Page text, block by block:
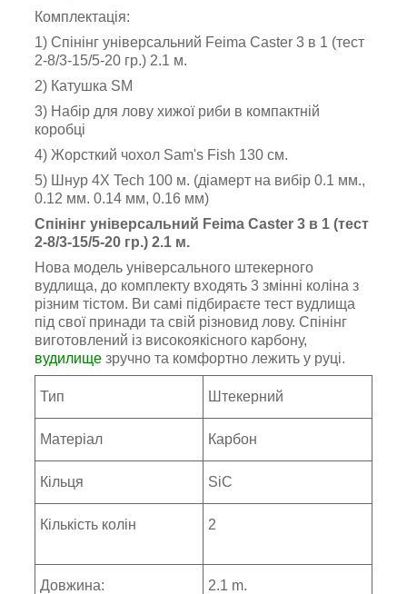
Комплектація:
1) Спінінг універсальний Feima Caster 3 в 1 (тест
2-8/3-15/5-20 гр.) 2.1 м.
2) Катушка SM
3) Набір для лову хижої риби в компактній
коробці
4) Жорсткий чохол Sam's Fish 130 см.
5) Шнур 4X Tech 100 м. (діамерт на вибір 0.1 мм.,
0.12 мм. 0.14 мм, 0.16 мм)
Спінінг універсальний Feima Caster 3 в 1 (тест
2-8/3-15/5-20 гр.) 2.1 м.
Нова модель універсального штекерного
вудлища, до комплекту входять 3 змінні коліна з
різним тістом. Ви самі підбираєте тест вудлища
під свої принади та свій різновид лову. Спінінг
виготовлений із високоякісного карбону,
вудилище зручно та комфортно лежить у руці.
Тип Штекерний
Матеріал Карбон
Кільця SiC
Кількість колін 2
Довжина: 2.1 m.